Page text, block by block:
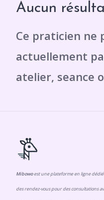
Aucun
Mibowoest une plateforme en ligne
des rendez-vous pour des consultations